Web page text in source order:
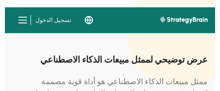
تسجيل الدخول
عرض توضيحي لممثل مبيعات الذكاء الاصطناعي
ممثل مبيعات الذكاء الاصطناعي هو أداة قوية مصممة